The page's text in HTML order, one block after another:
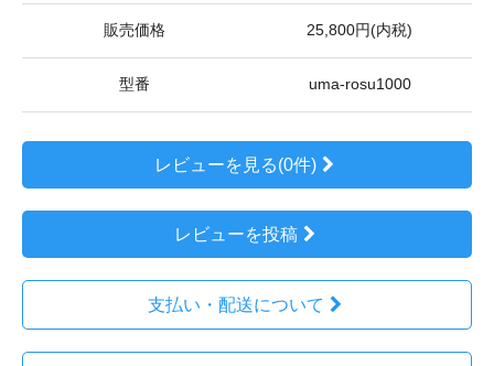
販売価格 25,800円(内税)
型番 uma-rosu1000
レビューを見る(0件)
レビューを投稿
支払い・配送について